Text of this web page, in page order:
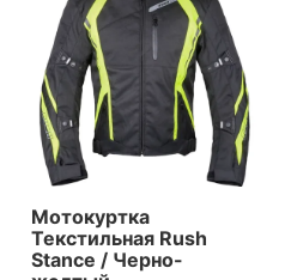
Мотокуртка
Текстильная Rush
Stance / Черно-